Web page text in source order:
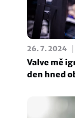
26. 7. 2024
Valve mě
den hned